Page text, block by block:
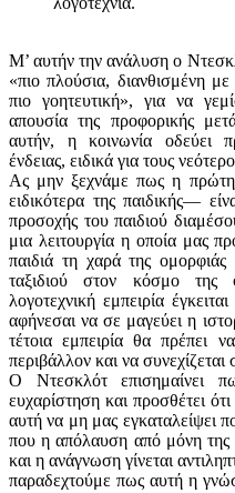
Μ’ αυτήν την ανάλυση ο
«πιο πλούσια, διανθισμένη
πιο γοητευτική», για να
απουσία της προφορικής
αυτήν, η κοινωνία οδεύει
ένδειας, ειδικά για τους
Ας μην ξεχνάμε πως η πρώτη
ειδικότερα της παιδικής—
προσοχής του παιδιού
μια λειτουργία η οποία μας
παιδιά τη χαρά της
ταξιδιού στον κόσμο της
λογοτεχνική εμπειρία
αφήνεσαι να σε μαγεύει η
τέτοια εμπειρία θα πρέπει
περιβάλλον και να
Ο Ντεσκλότ επισημαίνει
ευχαρίστηση και προσθέτει
αυτή να μη μας εγκαταλείψει
που η απόλαυση από μόνη της
και η ανάγνωση γίνεται
παραδεχτούμε πως αυτή η